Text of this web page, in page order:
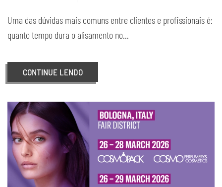
Uma das dúvidas mais comuns entre clientes e profissionais é:
quanto tempo dura o alisamento no...
CONTINUE LENDO